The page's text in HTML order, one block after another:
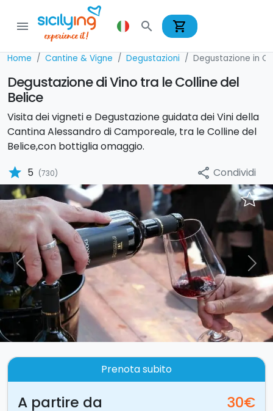
menu search shopping_cart
Home Cantine & Vigne Degustazioni Degustazione in
Degustazione di Vino tra le Colline del
Belice
Visita dei vigneti e Degustazione guidata dei Vini della
Cantina Alessandro di Camporeale, tra le Colline del
Belice,con bottiglia omaggio.
star 5 (730) share Condividi
Previous Next
Prenota subito
A partire da 30€